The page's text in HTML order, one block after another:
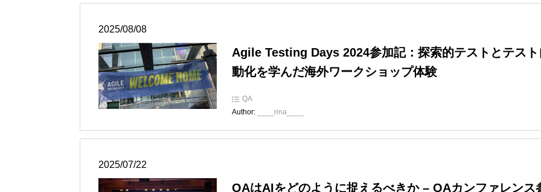
2025/08/08
Agile Testing Days 2024参加記：探索的テストとテスト
動化を学んだ海外ワークショップ体験
QA
Author:
____rina____
2025/07/22
QAはAIをどのように捉えるべきか – QAカンファレンス